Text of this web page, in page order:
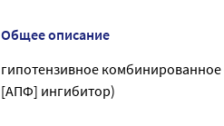
Общее описание
гипотензивное
[АПФ] ингибитор)